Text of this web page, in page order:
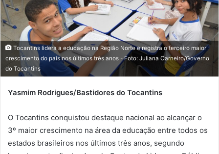
-
a
i
Tocantins lidera a educação na Região Norte e registra o terceiro maior
crescimento do país nos últimos três anos - Foto: Juliana Carneiro/Governo
do Tocantins
Yasmim Rodrigues/Bastidores do Tocantins
O Tocantins conquistou destaque nacional ao alcançar o
3º maior crescimento na área da educação entre todos os
estados brasileiros nos últimos três anos, segundo